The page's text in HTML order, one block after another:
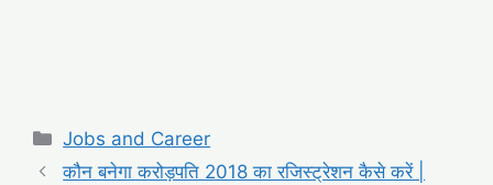
Categories
Jobs and Career
कौन बनेगा करोड़पति 2018 का रजिस्ट्रेशन कैसे करें |